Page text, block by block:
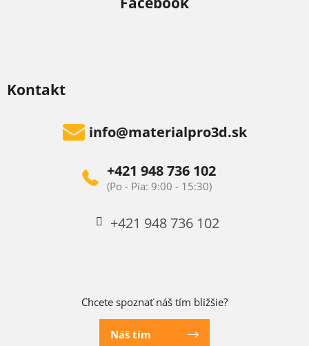
Kontakt
info@materialpro3d.sk
+421 948 736 102
+421 948 736 102
Chcete spoznať náš tím bližšie?
Náš tím